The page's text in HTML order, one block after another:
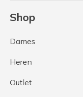
Shop
Dames
Heren
Outlet